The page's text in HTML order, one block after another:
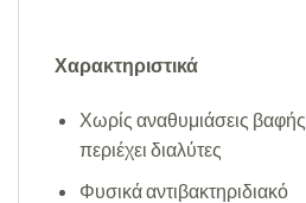
Χαρακτηριστικά
Χωρίς αναθυμιάσεις
περιέχει διαλύτες
Φυσικά αντιβακτηριδιακό